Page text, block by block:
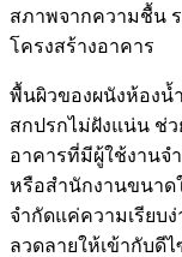
สภาพจากความชื้น
โครงสร้างอาคาร
พื้นผิวของผนังห้องน้
สกปรกไม่ฝังแน่น ช่
อาคารที่มีผู้ใช้งานจ
หรือสำนักงานขนาด
จำกัดแค่ความเรียบ
ลวดลายให้เข้ากับดี